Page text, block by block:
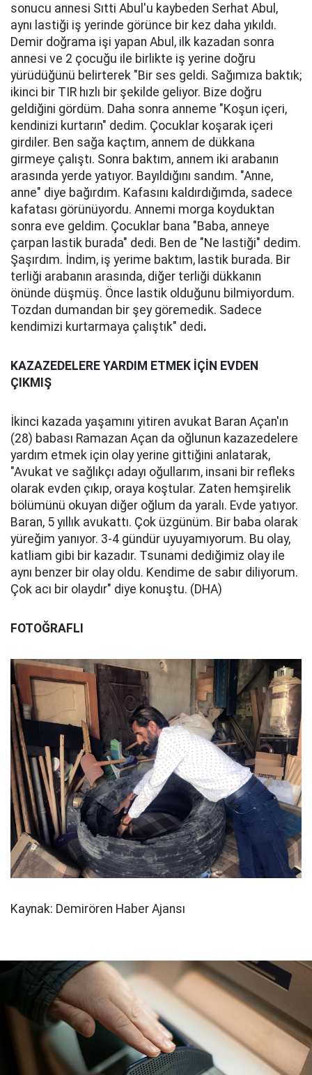
sonucu annesi Sıtti Abul'u kaybeden Serhat Abul,
aynı lastiği iş yerinde görünce bir kez daha yıkıldı.
Demir doğrama işi yapan Abul, ilk kazadan sonra
annesi ve 2 çocuğu ile birlikte iş yerine doğru
yürüdüğünü belirterek "Bir ses geldi. Sağımıza baktık;
ikinci bir TIR hızlı bir şekilde geliyor. Bize doğru
geldiğini gördüm. Daha sonra anneme "Koşun içeri,
kendinizi kurtarın" dedim. Çocuklar koşarak içeri
girdiler. Ben sağa kaçtım, annem de dükkana
girmeye çalıştı. Sonra baktım, annem iki arabanın
arasında yerde yatıyor. Bayıldığını sandım. "Anne,
anne" diye bağırdım. Kafasını kaldırdığımda, sadece
kafatası görünüyordu. Annemi morga koyduktan
sonra eve geldim. Çocuklar bana "Baba, anneye
çarpan lastik burada" dedi. Ben de "Ne lastiği" dedim.
Şaşırdım. İndim, iş yerime baktım, lastik burada. Bir
terliği arabanın arasında, diğer terliği dükkanın
önünde düşmüş. Önce lastik olduğunu bilmiyordum.
Tozdan dumandan bir şey göremedik. Sadece
kendimizi kurtarmaya çalıştık" dedi.
KAZAZEDELERE YARDIM ETMEK İÇİN EVDEN
ÇIKMIŞ
İkinci kazada yaşamını yitiren avukat Baran Açan'ın
(28) babası Ramazan Açan da oğlunun kazazedelere
yardım etmek için olay yerine gittiğini anlatarak,
"Avukat ve sağlıkçı adayı oğullarım, insani bir refleks
olarak evden çıkıp, oraya koştular. Zaten hemşirelik
bölümünü okuyan diğer oğlum da yaralı. Evde yatıyor.
Baran, 5 yıllık avukattı. Çok üzgünüm. Bir baba olarak
yüreğim yanıyor. 3-4 gündür uyuyamıyorum. Bu olay,
katliam gibi bir kazadır. Tsunami dediğimiz olay ile
aynı benzer bir olay oldu. Kendime de sabır diliyorum.
Çok acı bir olaydır" diye konuştu. (DHA)
FOTOĞRAFLI
Kaynak: Demirören Haber Ajansı